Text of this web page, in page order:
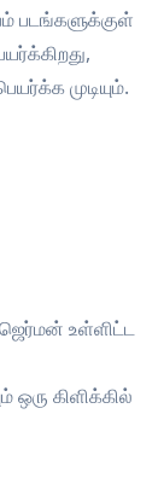
படங்களுக்குள்
முடியும்.
ஜெர்மன் உள்ளிட்ட
கிளிக்கில்